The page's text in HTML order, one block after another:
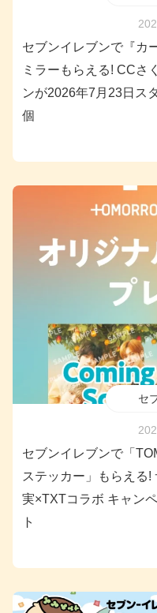
セブンイレブンで『カ
ミラーもらえる! CCさ
ンが2026年7月23日ス
個
セ
セブンイレブンで「
ステッカー」もらえる
実×TXTコラボ キャン
ト